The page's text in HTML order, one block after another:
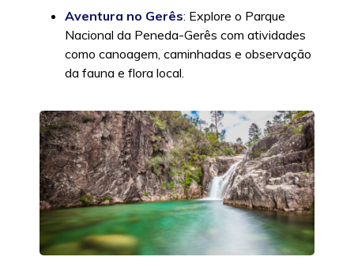
Aventura no Gerês: Explore o Parque
Nacional da Peneda-Gerês com atividades
como canoagem, caminhadas e observação
da fauna e flora local.